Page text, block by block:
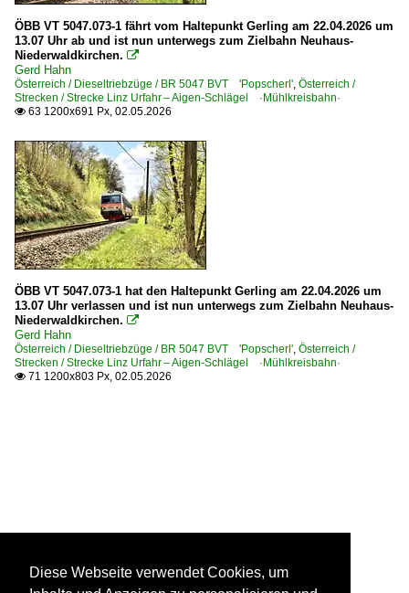
ÖBB VT 5047.073-1 fährt vom Haltepunkt Gerling am 22.04.2026 um
13.07 Uhr ab und ist nun unterwegs zum Zielbahn Neuhaus-
Niederwaldkirchen. 
Gerd Hahn
Österreich / Dieseltriebzüge / BR 5047 BVT 'Popscherl' Österreich /
Strecken / Strecke Linz Urfahr – Aigen-Schlägel ·Mühlkreisbahn·
 63 1200x691 Px, 02.05.2026
ÖBB VT 5047.073-1 hat den Haltepunkt Gerling am 22.04.2026 um
13.07 Uhr verlassen und ist nun unterwegs zum Zielbahn Neuhaus-
Niederwaldkirchen. 
Gerd Hahn
Österreich / Dieseltriebzüge / BR 5047 BVT 'Popscherl' Österreich /
Strecken / Strecke Linz Urfahr – Aigen-Schlägel ·Mühlkreisbahn·
 71 1200x803 Px, 02.05.2026
Diese Webseite verwendet Cookies, um